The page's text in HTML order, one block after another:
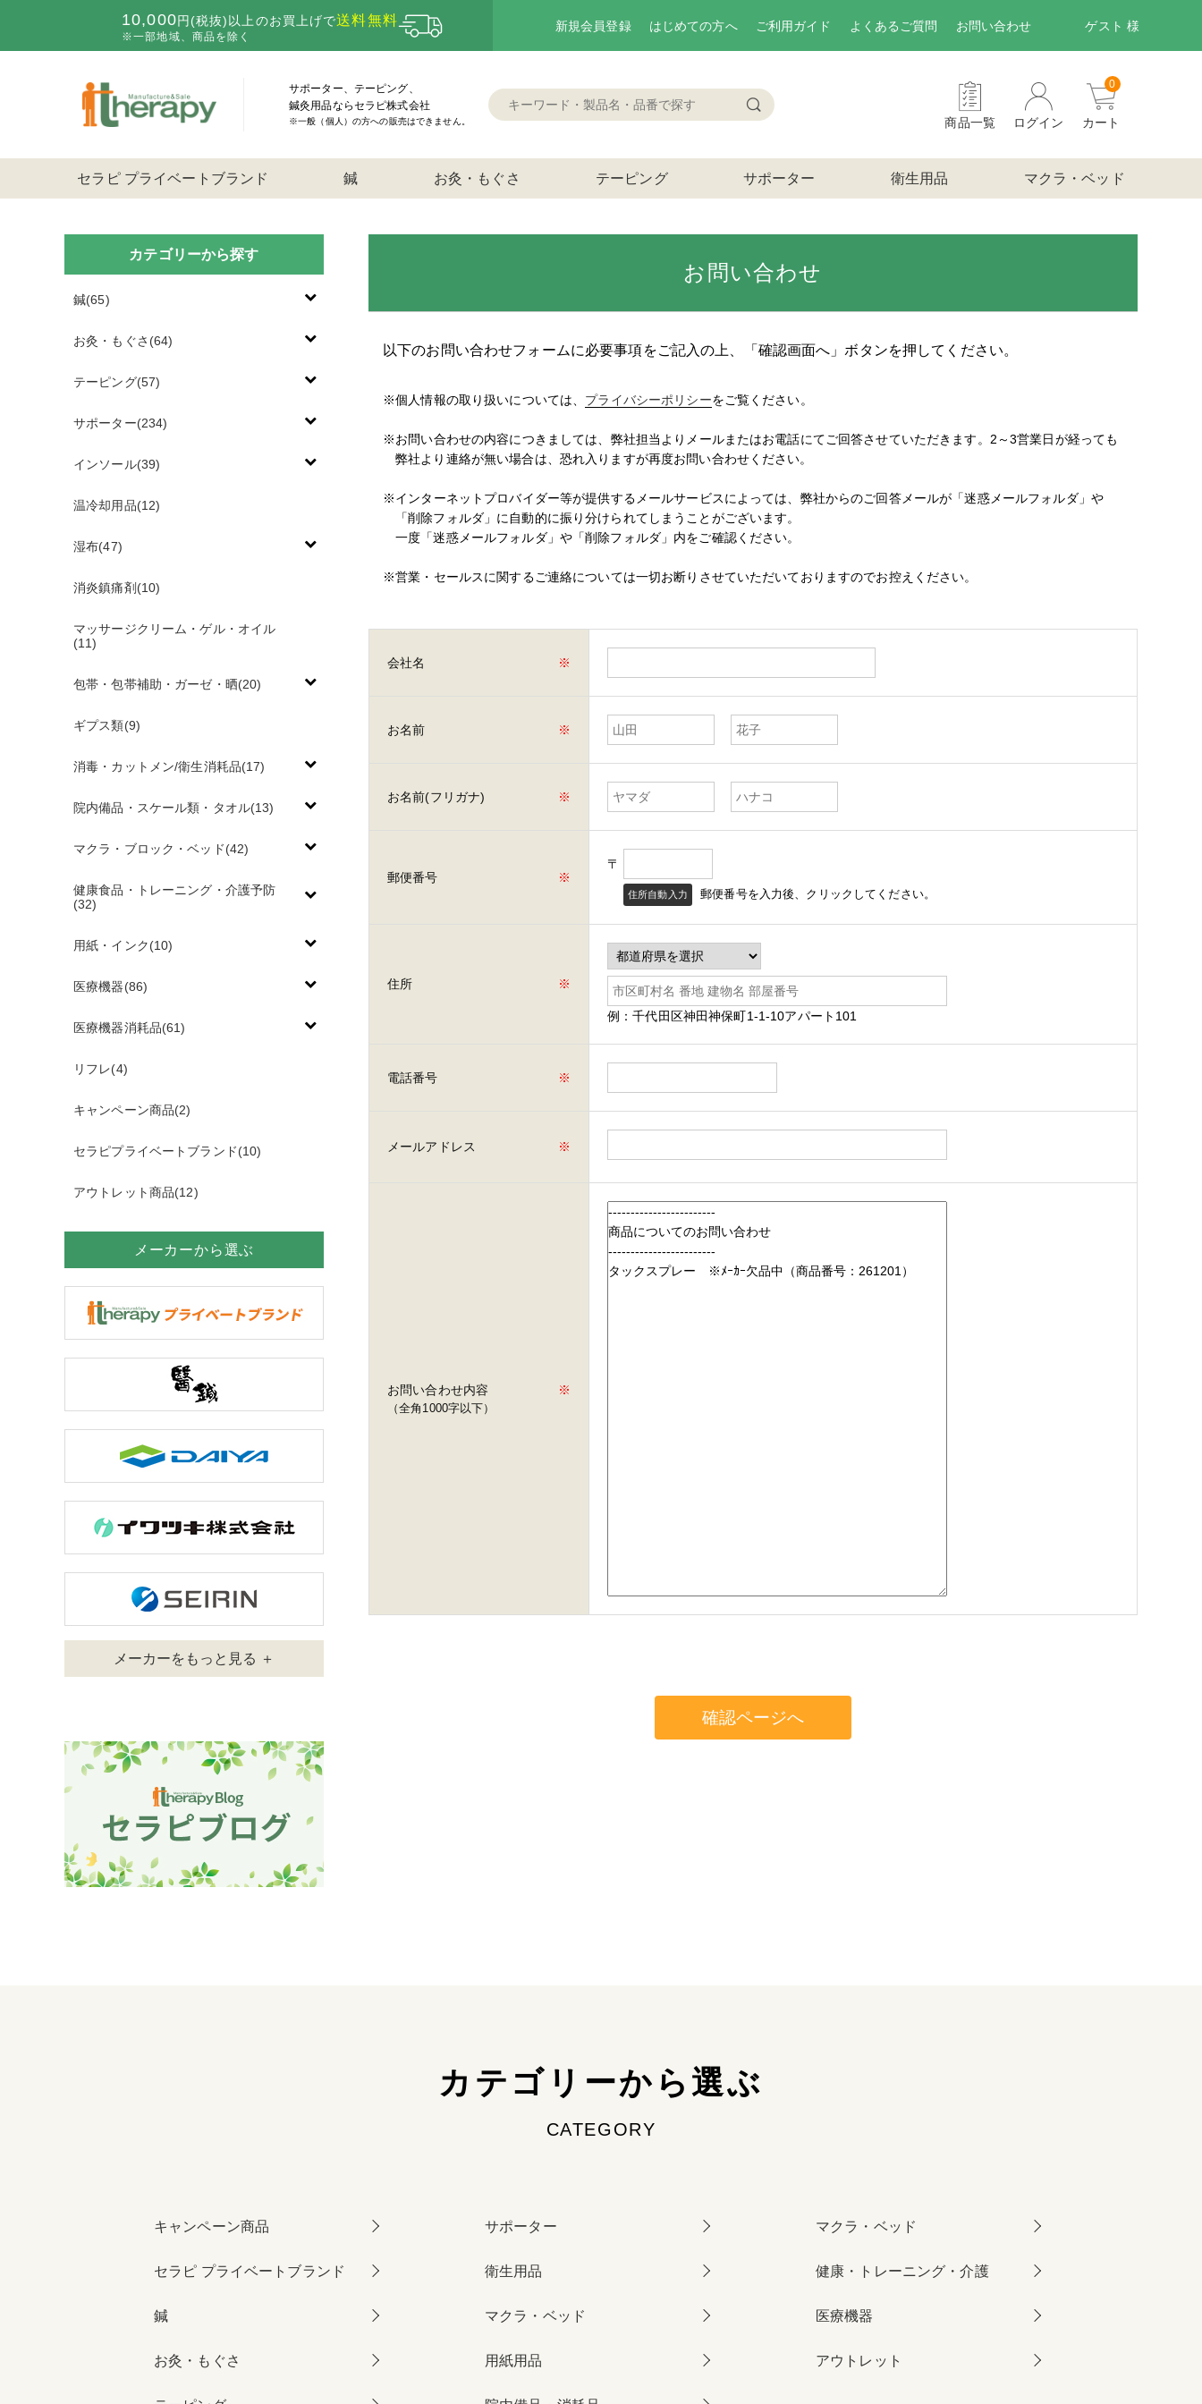
10,000円(税抜)以上のお買上げで送料無料
※一部地域、商品を除く
新規会員登録 はじめての方へ ご利用ガイド よくあるご質問 お問い合わせ ゲスト 様
サポーター、テーピング、
鍼灸用品ならセラピ株式会社
※一般（個人）の方への販売はできません。 商品一覧 ログイン
0
カート
セラピ プライベートブランド 鍼 お灸・もぐさ テーピング サポーター 衛生用品 マクラ・ベッド
カテゴリーから探す
鍼(65)
お灸・もぐさ(64)
テーピング(57)
サポーター(234)
インソール(39)
温冷却用品(12)
湿布(47)
消炎鎮痛剤(10)
マッサージクリーム・ゲル・オイル
(11)
包帯・包帯補助・ガーゼ・晒(20)
ギプス類(9)
消毒・カットメン/衛生消耗品(17)
院内備品・スケール類・タオル(13)
マクラ・ブロック・ベッド(42)
健康食品・トレーニング・介護予防
(32)
用紙・インク(10)
医療機器(86)
医療機器消耗品(61)
リフレ(4)
キャンペーン商品(2)
セラピプライベートブランド(10)
アウトレット商品(12)
メーカーから選ぶ
メーカーをもっと見る ＋
お問い合わせ
以下のお問い合わせフォームに必要事項をご記入の上、「確認画面へ」ボタンを押してください。
※個人情報の取り扱いについては、 プライバシーポリシーをご覧ください。
※お問い合わせの内容につきましては、弊社担当よりメールまたはお電話にてご回答させていただきます。2～3営業日が経っても
弊社より連絡が無い場合は、恐れ入りますが再度お問い合わせください。
※インターネットプロバイダー等が提供するメールサービスによっては、弊社からのご回答メールが「迷惑メールフォルダ」や
「削除フォルダ」に自動的に振り分けられてしまうことがございます。
一度「迷惑メールフォルダ」や「削除フォルダ」内をご確認ください。
※営業・セールスに関するご連絡については一切お断りさせていただいておりますのでお控えください。
会社名 ※
お名前 ※
お名前(フリガナ) ※
郵便番号 ※
〒
住所自動入力 郵便番号を入力後、クリックしてください。
住所 ※
例：千代田区神田神保町1-1-10アパート101
電話番号 ※
メールアドレス ※
お問い合わせ内容 ※
（全角1000字以下）
カテゴリーから選ぶ
CATEGORY
キャンペーン商品 サポーター マクラ・ベッド
セラピ プライベートブランド 衛生用品 健康・トレーニング・介護
鍼 マクラ・ベッド 医療機器
お灸・もぐさ 用紙用品 アウトレット